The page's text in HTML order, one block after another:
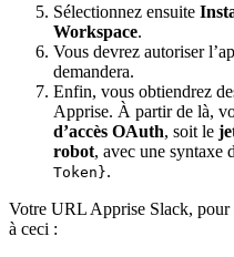
Sélectionnez ensuite
Workspace.
Vous devrez autoriser
demandera.
Enfin, vous obtiendrez
Apprise. À partir de là,
d’accès OAuth, soit le
robot, avec une syntaxe
Token}.
Votre URL Apprise Slack, pour
à ceci :